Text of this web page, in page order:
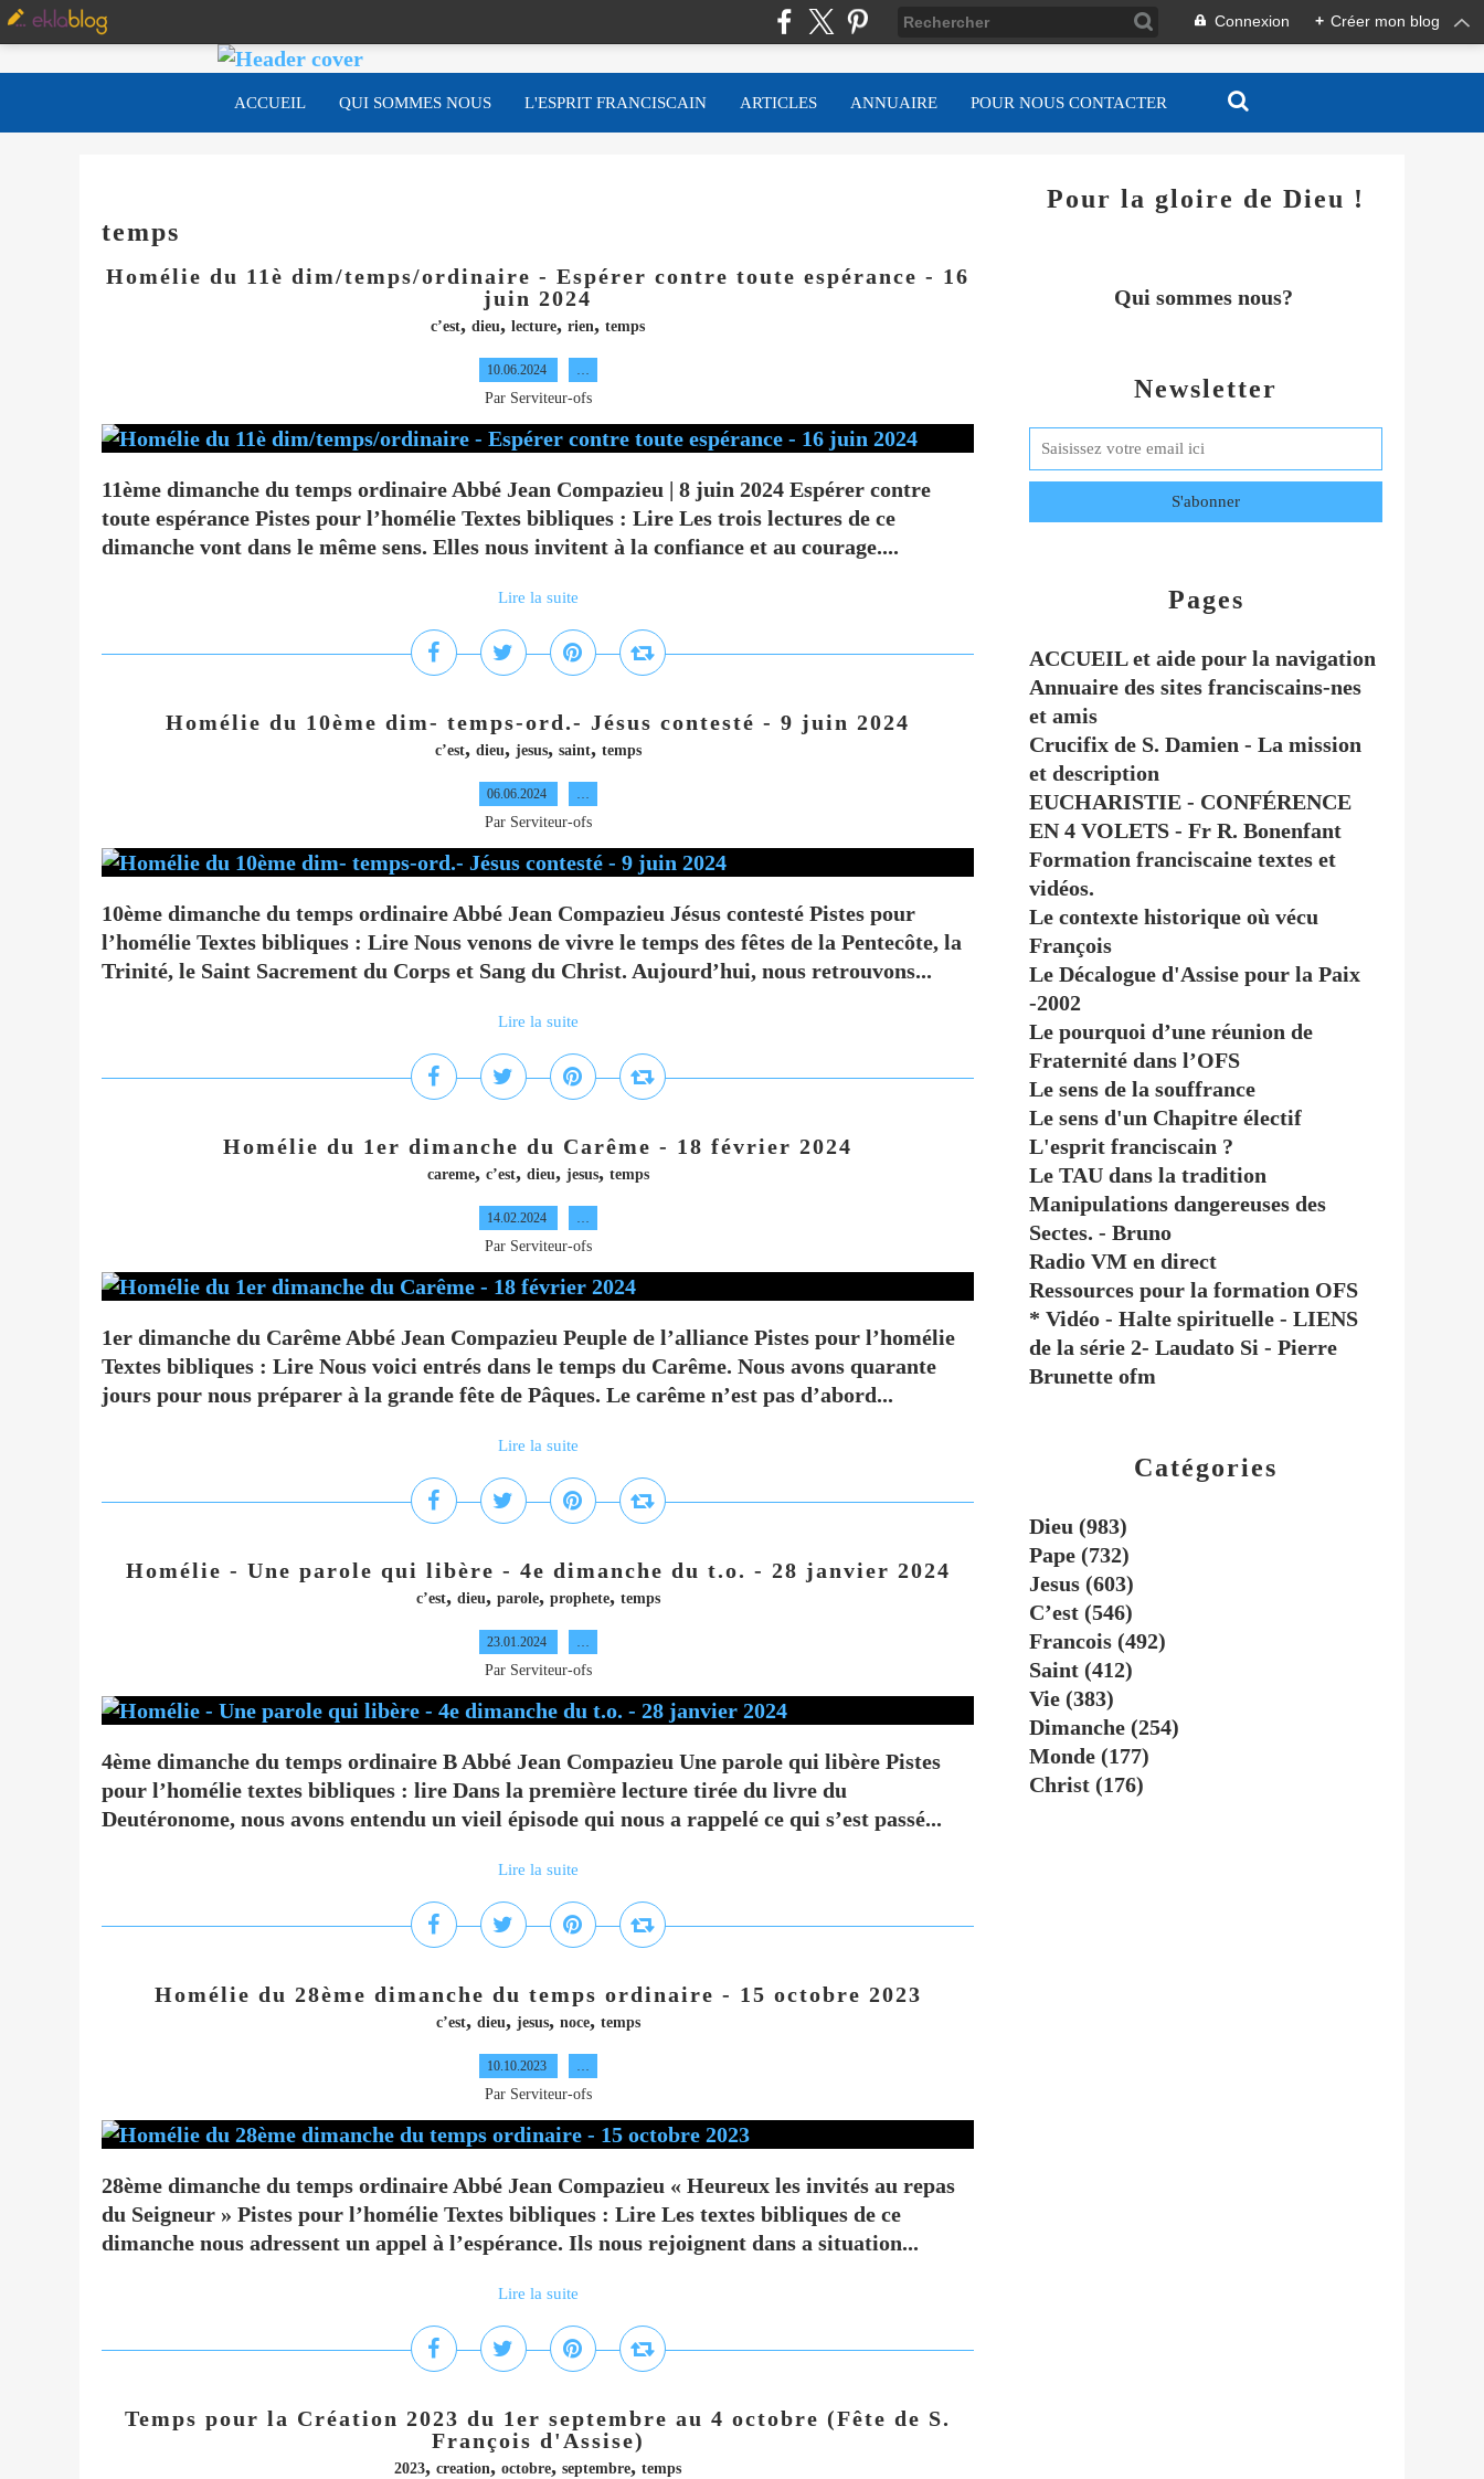
Connexion + Créer mon blog
ACCUEIL QUI SOMMES NOUS L'ESPRIT FRANCISCAIN ARTICLES ANNUAIRE POUR NOUS CONTACTER
temps
Homélie du 11è dim/temps/ordinaire - Espérer contre toute espérance - 16
juin 2024
c’est, dieu, lecture, rien, temps
10.06.2024 …
Par Serviteur-ofs
11ème dimanche du temps ordinaire Abbé Jean Compazieu | 8 juin 2024 Espérer contre
toute espérance Pistes pour l’homélie Textes bibliques : Lire Les trois lectures de ce
dimanche vont dans le même sens. Elles nous invitent à la confiance et au courage....
Lire la suite
Homélie du 10ème dim- temps-ord.- Jésus contesté - 9 juin 2024
c’est, dieu, jesus, saint, temps
06.06.2024 …
Par Serviteur-ofs
10ème dimanche du temps ordinaire Abbé Jean Compazieu Jésus contesté Pistes pour
l’homélie Textes bibliques : Lire Nous venons de vivre le temps des fêtes de la Pentecôte, la
Trinité, le Saint Sacrement du Corps et Sang du Christ. Aujourd’hui, nous retrouvons...
Lire la suite
Homélie du 1er dimanche du Carême - 18 février 2024
careme, c’est, dieu, jesus, temps
14.02.2024 …
Par Serviteur-ofs
1er dimanche du Carême Abbé Jean Compazieu Peuple de l’alliance Pistes pour l’homélie
Textes bibliques : Lire Nous voici entrés dans le temps du Carême. Nous avons quarante
jours pour nous préparer à la grande fête de Pâques. Le carême n’est pas d’abord...
Lire la suite
Homélie - Une parole qui libère - 4e dimanche du t.o. - 28 janvier 2024
c’est, dieu, parole, prophete, temps
23.01.2024 …
Par Serviteur-ofs
4ème dimanche du temps ordinaire B Abbé Jean Compazieu Une parole qui libère Pistes
pour l’homélie textes bibliques : lire Dans la première lecture tirée du livre du
Deutéronome, nous avons entendu un vieil épisode qui nous a rappelé ce qui s’est passé...
Lire la suite
Homélie du 28ème dimanche du temps ordinaire - 15 octobre 2023
c’est, dieu, jesus, noce, temps
10.10.2023 …
Par Serviteur-ofs
28ème dimanche du temps ordinaire Abbé Jean Compazieu « Heureux les invités au repas
du Seigneur » Pistes pour l’homélie Textes bibliques : Lire Les textes bibliques de ce
dimanche nous adressent un appel à l’espérance. Ils nous rejoignent dans a situation...
Lire la suite
Temps pour la Création 2023 du 1er septembre au 4 octobre (Fête de S.
François d'Assise)
2023, creation, octobre, septembre, temps
Newsletter
Catégories
Dieu (983)
Pape (732)
Jesus (603)
C’est (546)
Francois (492)
Saint (412)
Vie (383)
Dimanche (254)
Monde (177)
Christ (176)
Pages
ACCUEIL et aide pour la navigation
Annuaire des sites franciscains-nes
et amis
Crucifix de S. Damien - La mission
et description
EUCHARISTIE - CONFÉRENCE
EN 4 VOLETS - Fr R. Bonenfant
Formation franciscaine textes et
vidéos.
Le contexte historique où vécu
François
Le Décalogue d'Assise pour la Paix
-2002
Le pourquoi d’une réunion de
Fraternité dans l’OFS
Le sens de la souffrance
Le sens d'un Chapitre électif
L'esprit franciscain ?
Le TAU dans la tradition
Manipulations dangereuses des
Sectes. - Bruno
Radio VM en direct
Ressources pour la formation OFS
* Vidéo - Halte spirituelle - LIENS
de la série 2- Laudato Si - Pierre
Brunette ofm
Pour la gloire de Dieu !
Qui sommes nous?